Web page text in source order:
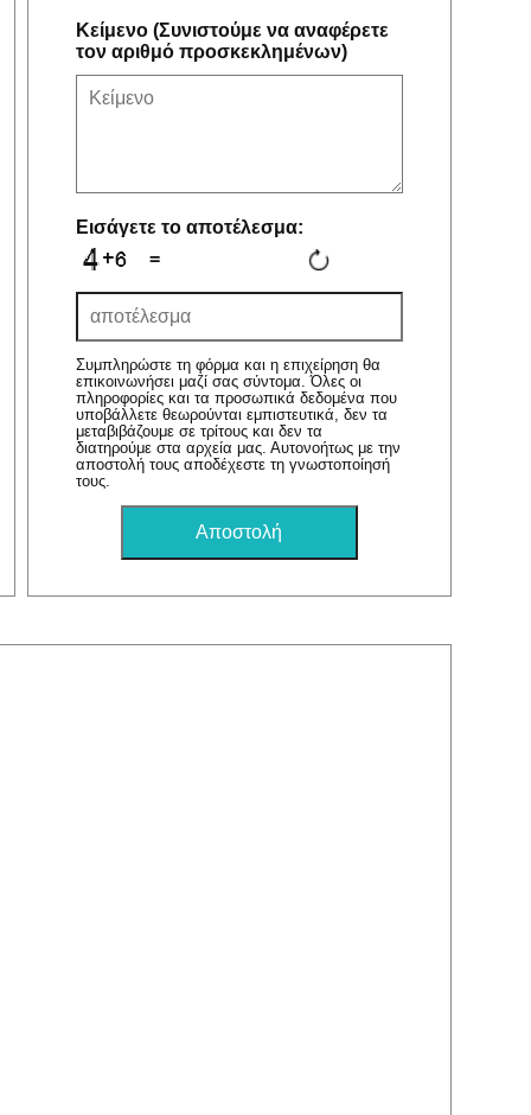
Κείμενο (Συνιστούμε να αναφέρετε
τον αριθμό προσκεκλημένων)
Εισάγετε το αποτέλεσμα:
=
Συμπληρώστε τη φόρμα και η επιχείρηση θα
επικοινωνήσει μαζί σας σύντομα. Όλες οι
πληροφορίες και τα προσωπικά δεδομένα που
υποβάλλετε θεωρούνται εμπιστευτικά, δεν τα
μεταβιβάζουμε σε τρίτους και δεν τα
διατηρούμε στα αρχεία μας. Αυτονοήτως με την
αποστολή τους αποδέχεστε τη γνωστοποίησή
τους.